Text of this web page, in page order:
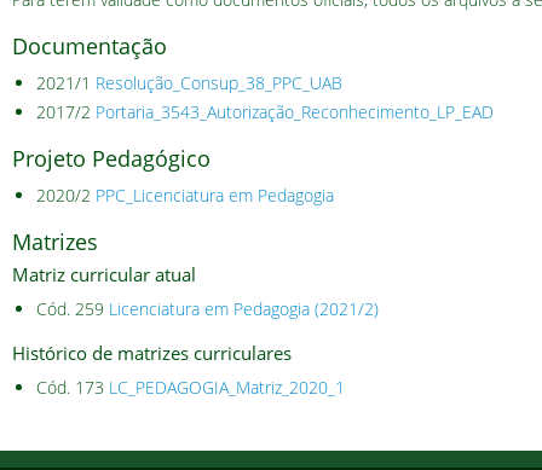
Documentação
2021/1 Resolução_Consup_38_PPC_UAB
2017/2 Portaria_3543_Autorização_Reconhecimento_LP_EAD
Projeto Pedagógico
2020/2 PPC_Licenciatura em Pedagogia
Matrizes
Matriz curricular atual
Cód. 259 Licenciatura em Pedagogia (2021/2)
Histórico de matrizes curriculares
Cód. 173 LC_PEDAGOGIA_Matriz_2020_1